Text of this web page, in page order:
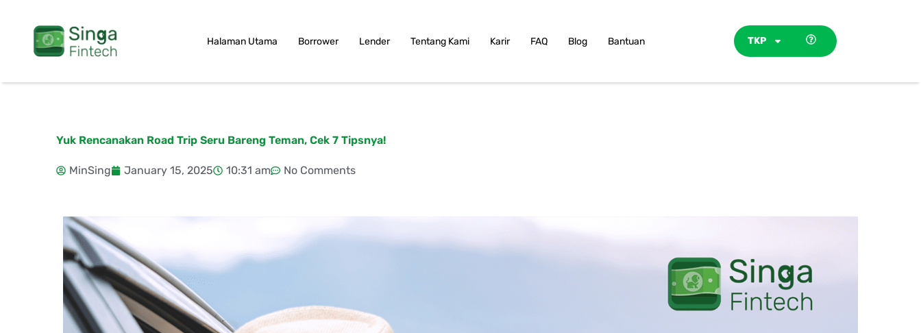
content
Halaman Utama Borrower Lender Tentang Kami Karir FAQ Blog Bantuan TKP
Yuk Rencanakan Road Trip Seru Bareng Teman, Cek 7 Tipsnya!
MinSing January 15, 2025 10:31 am No Comments